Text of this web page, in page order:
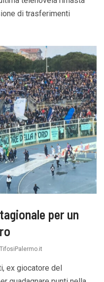
di trasferimenti
per un
ex giocatore del